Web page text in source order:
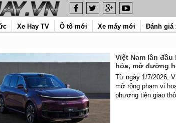
Xe Hay TV Ô tô mới Xe máy mới Đánh giá
Việt Nam lần đầu
hóa, mở đường
Từ ngày 1/7/2026,
mở rộng phạm vi
phương tiện giao